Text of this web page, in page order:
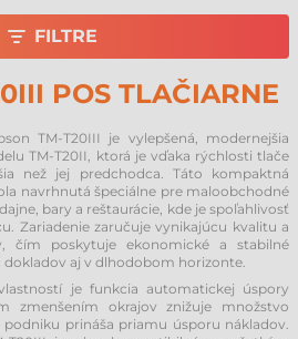
POS TLAČIARNE
TM-T20III je vylepšená, modernejšia
TM-T20II, ktorá je vďaka rýchlosti tlače
než jej predchodca. Táto kompaktná
navrhnutá špeciálne pre maloobchodné
bary a reštaurácie, kde je spoľahlivosť
Zariadenie zaručuje vynikajúcu kvalitu a
čím poskytuje ekonomické a stabilné
dokladov aj v dlhodobom horizonte.
je funkcia automatickej úspory
zmenšením okrajov znižuje množstvo
prináša priamu úsporu nákladov.
FILTRE